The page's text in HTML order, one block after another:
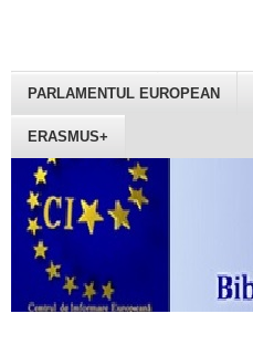
PARLAMENTUL EUROPEAN
ERASMUS+